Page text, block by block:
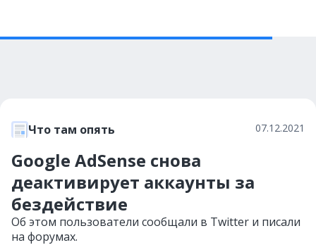
Что там опять 07.12.2021
Google AdSense снова
деактивирует аккаунты за
бездействие
Об этом пользователи сообщали в Twitter и писали
на форумах.